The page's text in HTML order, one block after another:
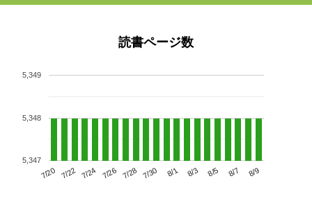
読書ページ数
7/20 7/22 7/24 7/26 7/28 7/30 8/1 8/3 8/5 8/7 8/9
5,347
5,348
5,349